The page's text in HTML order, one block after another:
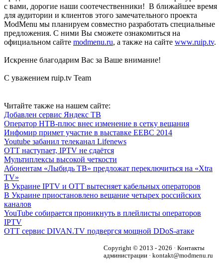
с вами, дорогие наши соотечественники! В ближайшее время
для аудитории и клиентов этого замечательного проекта
ModMenu мы планируем совместно разработать специальные
предложения. С ними Вы сможете ознакомиться на
официальном сайте modmenu.ru, а также на сайте www.ruip.tv.
Искренне благодарим Вас за Ваше внимание!
С уважением ruip.tv Team
Читайте также на нашем сайте:
Добавлен сервис Яндекс ТВ
Оператор НТВ-плюс внес изменение в сетку вещания
Инфомир примет участие в выставке ЕЕВС 2014
Youtube забанил телеканал Lifenews
OTT наступает, IPTV не сдаётся
Мультиплексы высокой четкости
Абонентам «Лыбидь ТВ» предложат переключиться на «Xtra
TV»
В Украине IPTV и OTT вытесняет кабельных операторов
В Украине приостановлено вещание четырех российских
каналов
YouTube собирается проникнуть в плейлисты операторов
IPTV
OTT сервис DIVAN.TV подвергся мощной DDoS-атаке
Copyright © 2013 - 2026 · Контакты
администрации · kontakt@modmenu.ru